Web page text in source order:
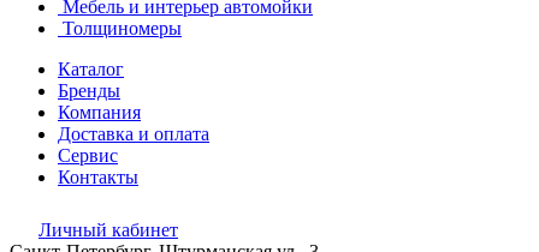
Мебель и интерьер автомойки
Толщиномеры
Каталог
Бренды
Компания
Доставка и оплата
Сервис
Контакты
Личный кабинет